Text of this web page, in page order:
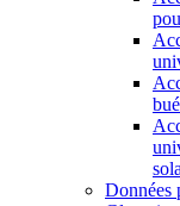
Données